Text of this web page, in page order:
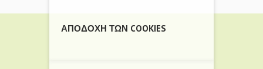
ΑΠΟΔΟΧΉ ΤΩΝ COOKIES